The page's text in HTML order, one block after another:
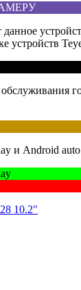
устройств
и Android
10.2"